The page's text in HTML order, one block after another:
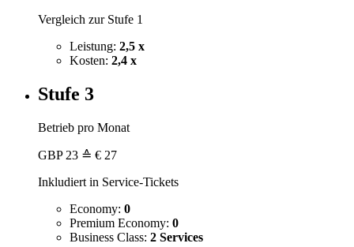
Vergleich zur Stufe 1
Leistung: 2,5 x
Kosten: 2,4 x
Stufe 3
Betrieb pro Monat
GBP 23 ≙ € 27
Inkludiert in Service-Tickets
Economy: 0
Premium Economy: 0
Business Class: 2 Services